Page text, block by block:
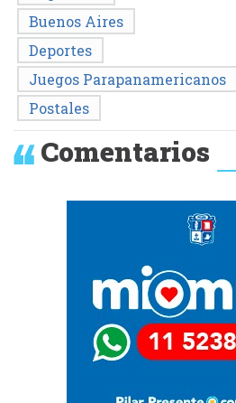
Buenos Aires
Deportes
Juegos Parapanamericanos
Postales
Comentarios